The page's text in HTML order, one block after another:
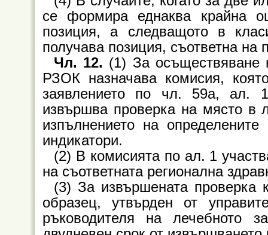
се формира еднаква крайна
позиция, а следващото в
получава позиция, съответна на
Чл. 12. (1) За осъществяване
РЗОК назначава комисия,
заявлението по чл. 59а, ал.
извършва проверка на място в
изпълнението на
индикатори.
(2) В комисията по ал. 1
на съответната регионална
(3) За извършената проверка
образец, утвърден от
ръководителя на лечебното